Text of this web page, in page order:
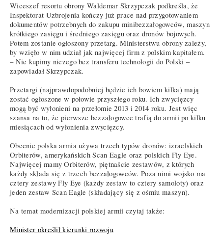
Wiceszef resortu obrony Waldemar Skrzypczak podkreśla, że
Inspektorat Uzbrojenia kończy już prace nad przygotowaniem
dokumentów potrzebnych do zakupu minibezzałogowców, maszyn
krótkiego zasięgu i średniego zasięgu oraz dronów bojowych.
Potem zostanie ogłoszony przetarg. Ministerstwu obrony zależy,
by wzięło w nim udział jak najwięcej firm z polskim kapitałem.
– Nie kupimy niczego bez transferu technologii do Polski –
zapowiadał Skrzypczak.
Przetargi (najprawdopodobniej będzie ich bowiem kilka) mają
zostać ogłoszone w połowie przyszłego roku. Ich zwycięzcy
mogą być wyłonieni na przełomie 2013 i 2014 roku. Jest więc
szansa na to, że pierwsze bezzałogowce trafią do armii po kilku
miesiącach od wyłonienia zwycięzcy.
Obecnie polska armia używa trzech typów dronów: izraelskich
Orbiterów, amerykańskich Scan Eagle oraz polskich Fly Eye.
Najwięcej mamy Orbiterów, piętnaście zestawów, z których
każdy składa się z trzech bezzałogowców. Poza nimi wojsko ma
cztery zestawy Fly Eye (każdy zestaw to cztery samoloty) oraz
jeden zestaw Scan Eagle (składający się z ośmiu maszyn).
Na temat modernizacji polskiej armii czytaj także:
Minister określił kierunki rozwoju